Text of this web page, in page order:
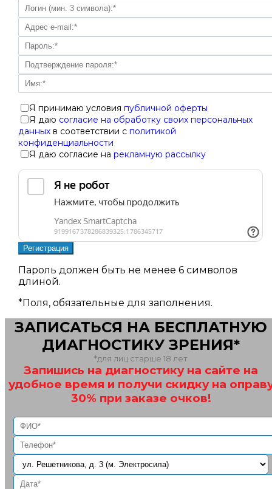
Я принимаю условияпубличной оферты
Я даю согласие на обработку своих персональных
данных в соответствии сполитикой
конфиденциальности
Я даю согласие нарекламную рассылку
Пароль должен быть не менее 6 символов
длиной.
*Поля, обязательные для заполнения.
ЗАПИСАТЬСЯ НА БЕСПЛАТНУЮ
ДИАГНОСТИКУ ЗРЕНИЯ*
*для лиц старше 18 лет
Запишись на диагностику на сайте на
удобное время и получи скидку на
30% при заказе очков!